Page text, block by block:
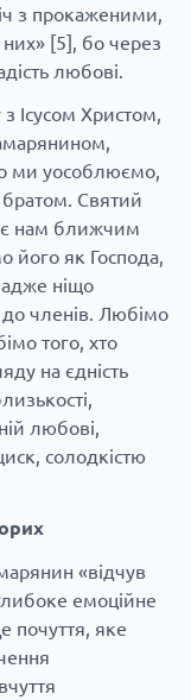
з прокаженими,
[5], бо через
любові.
з Ісусом Христом,
ми уособлюємо,
Святий
є нам ближчим
його як Господа,
ніщо
членів. Любімо
того, хто
на єдність
любові,
солодкістю
«відчув
емоційне
почуття, яке